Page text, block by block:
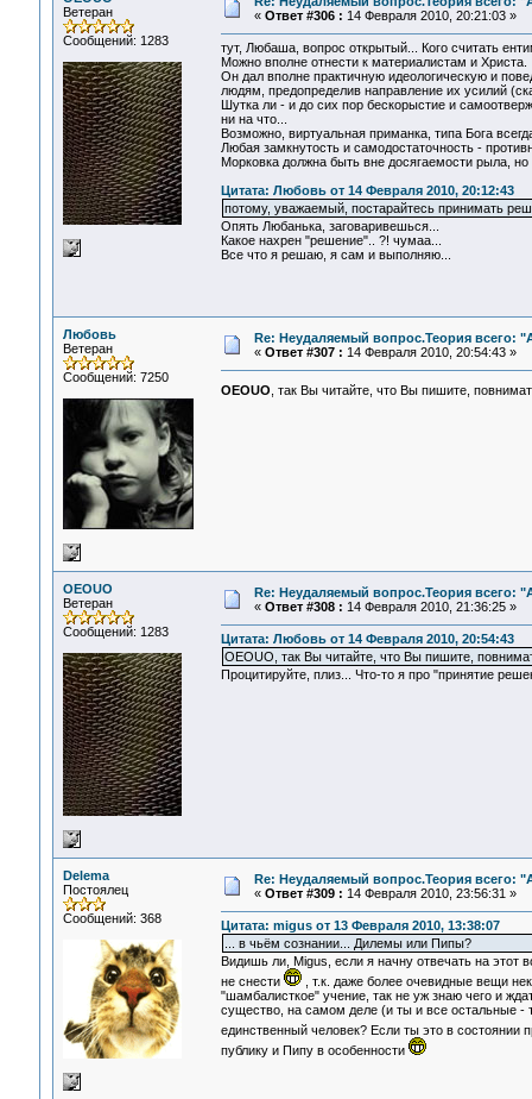
Ветеран
Сообщений: 1283
« Ответ #306 : 14 Февраля 2010, 20:21:03 »
тут, Любаша, вопрос открытый... Кого считать
Можно вполне отнести к материалистам и Христа.
Он дал вполне практичную идеологическую и
людям, предопределив направление их усилий
Шутка ли - и до сих пор бескорыстие и
ни на что...
Возможно, виртуальная приманка, типа Бога
Любая замкнутость и самодостаточность -
Морковка должна быть вне досягаемости рыла,
Цитата: Любовь от 14 Февраля 2010, 20:12:43
потому, уважаемый, постарайтесь принимать
Опять Любанька, заговаривешься...
Какое нахрен "решение".. ?! чумаа...
Все что я решаю, я сам и выполняю...
Любовь
Ветеран
Сообщений: 7250
Re: Неудаляемый вопрос.Теория всего:
« Ответ #307 : 14 Февраля 2010, 20:54:43 »
OEOUO , так Вы читайте, что Вы пишите,
OEOUO
Ветеран
Сообщений: 1283
Re: Неудаляемый вопрос.Теория всего:
« Ответ #308 : 14 Февраля 2010, 21:36:25 »
Цитата: Любовь от 14 Февраля 2010, 20:54:43
OEOUO, так Вы читайте, что Вы пишите,
Процитируйте, плиз... Что-то я про "принятие
Delema
Постоялец
Сообщений: 368
Re: Неудаляемый вопрос.Теория всего:
« Ответ #309 : 14 Февраля 2010, 23:56:31 »
Цитата: migus от 13 Февраля 2010, 13:38:07
... в чьём сознании... Дилемы или Пипы?
Видишь ли, Migus, если я начну отвечать на этот
не снести
, т.к. даже более очевидные вещи
"шамбалисткое" учение, так не уж знаю чего и
существо, на самом деле (и ты и все остальные -
единственный человек? Если ты это в состоянии
публику и Пипу в особенности